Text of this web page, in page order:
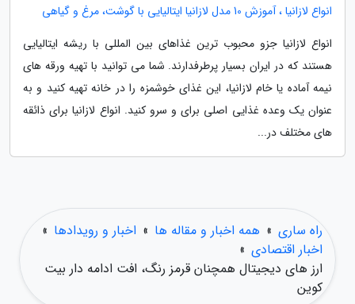
انواع لازانیا ، آموزش 10 مدل لازانیا ایتالیایی با گوشت، مرغ و گیاهی
انواع لازانیا جزو محبوب ترین غذاهای بین المللی با ریشه ایتالیایی
هستند که در ایران بسیار پرطرفدارند. شما می توانید با تهیه ورقه های
نیمه آماده یا خام لازانیا، این غذای خوشمزه را در خانه تهیه کنید و به
عنوان یک وعده غذایی اصلی برای و سرو کنید. انواع لازانیا برای ذائقه
های مختلف در...
راه ساری » همه اخبار و مقاله ها » اخبار و رویدادها »
اخبار اقتصادی »
ارز های دیجیتال همچنان قرمز رنگ، افت ادامه دار بیت
کوین